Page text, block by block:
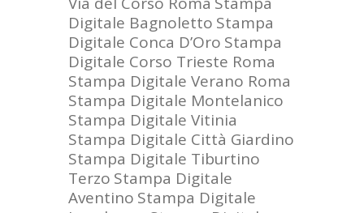
Digitale Bagnoletto Stampa
Digitale Conca D’Oro Stampa
Digitale Corso Trieste Roma
Stampa Digitale Verano Roma
Stampa Digitale Montelanico
Stampa Digitale Vitinia
Stampa Digitale Città Giardino
Stampa Digitale Tiburtino
Terzo Stampa Digitale
Aventino Stampa Digitale